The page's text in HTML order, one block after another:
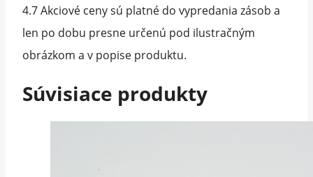
4.7 Akciové ceny sú platné do vypredania zásob a
len po dobu presne určenú pod ilustračným
obrázkom a v popise produktu.
Súvisiace produkty